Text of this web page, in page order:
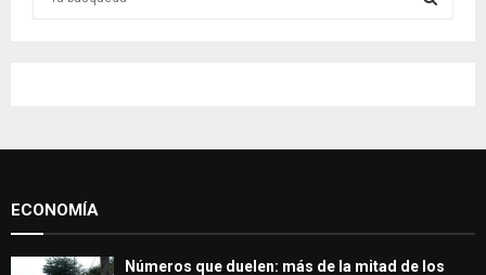
o
H
ECONOMÍA
Números que duelen: más de la mitad de los